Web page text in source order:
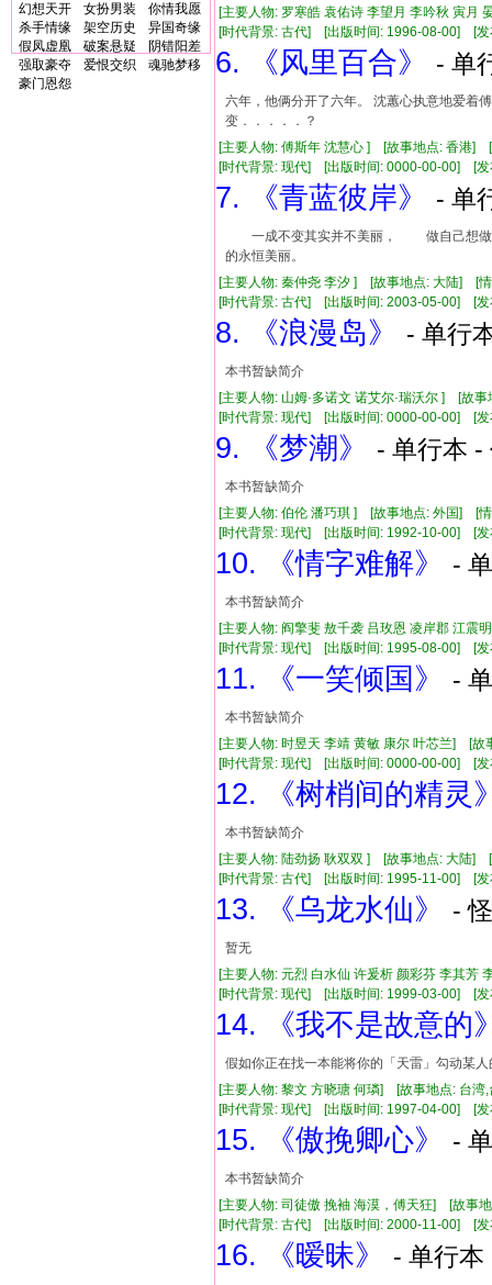
幻想天开
女扮男装
你情我愿
杀手情缘
架空历史
异国奇缘
假凤虚凰
破案悬疑
阴错阳差
强取豪夺
爱恨交织
魂驰梦移
豪门恩怨
[主要人物: 罗寒皓 袁佑诗 李望月 李吟秋 寅
[时代背景: 古代] [出版时间: 1996-08-00] [
6. 《风里百合》 - 单
六年，他俩分开了六年。 沈蕙心执意地爱着
变．．．．．？
[主要人物: 傅斯年 沈慧心 ] [故事地点: 香港]
[时代背景: 现代] [出版时间: 0000-00-00] [
7. 《青蓝彼岸》 - 单
一成不变其实并不美丽， 做自己想
的永恒美丽。
[主要人物: 秦仲尧 李汐 ] [故事地点: 大陆] [
[时代背景: 古代] [出版时间: 2003-05-00] [
8. 《浪漫岛》 - 单行
本书暂缺简介
[主要人物: 山姆·多诺文 诺艾尔·瑞沃尔 ] [故
[时代背景: 现代] [出版时间: 0000-00-00] [
9. 《梦潮》 - 单行本
本书暂缺简介
[主要人物: 伯伦 潘巧琪 ] [故事地点: 外国] [
[时代背景: 现代] [出版时间: 1992-10-00] [
10. 《情字难解》 -
本书暂缺简介
[主要人物: 阎擎斐 敖千袭 吕玫恩 凌岸郡 江
[时代背景: 现代] [出版时间: 1995-08-00] [
11. 《一笑倾国》 -
本书暂缺简介
[主要人物: 时昱天 李靖 黄敏 康尔 叶芯兰] [
[时代背景: 现代] [出版时间: 0000-00-00] [
12. 《树梢间的精灵
本书暂缺简介
[主要人物: 陆劲扬 耿双双 ] [故事地点: 大陆] [
[时代背景: 古代] [出版时间: 1995-11-00] [
13. 《乌龙水仙》 -
暂无
[主要人物: 元烈 白水仙 许爰析 颜彩芬 李其
[时代背景: 现代] [出版时间: 1999-03-00] [
14. 《我不是故意的
假如你正在找一本能将你的「天雷」勾动某
[主要人物: 黎文 方晓瑭 何璘] [故事地点: 台
[时代背景: 现代] [出版时间: 1997-04-00] [
15. 《傲挽卿心》 -
本书暂缺简介
[主要人物: 司徒傲 挽袖 海漠，傅天狂] [故事
[时代背景: 古代] [出版时间: 2000-11-00] [
16. 《暧昧》 - 单行